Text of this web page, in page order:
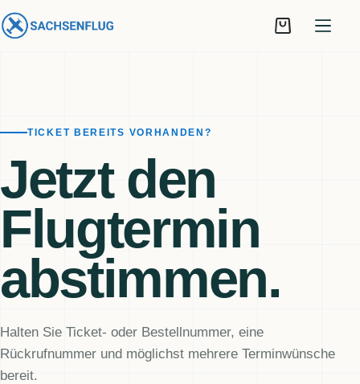
Inhalt
springen
Warenkorb
TICKET BEREITS VORHANDEN?
Jetzt den
Flugtermin
abstimmen.
Halten Sie Ticket- oder Bestellnummer, eine
Rückrufnummer und möglichst mehrere Terminwünsche
bereit.